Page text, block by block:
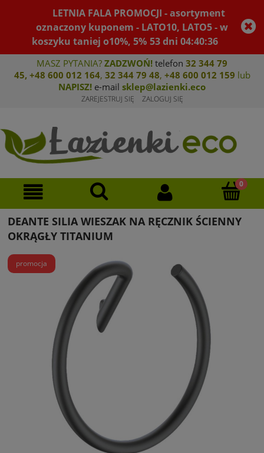
LETNIA FALA PROMOCJI - asortyment
oznaczony kuponem - LATO10, LATO5 - w
koszyku taniej o10%, 5% 53dni04:40:36
MASZ PYTANIA? ZADZWOŃ! telefon 32 344 79
45, +48 600 012 164, 32 344 79 48, +48 600 012 159 lub
NAPISZ! e-mail sklep@lazienki.eco
ZAREJESTRUJ SIĘ ZALOGUJ SIĘ
DEANTE SILIA WIESZAK NA RĘCZNIK ŚCIENNY
OKRĄGŁY TITANIUM
promocja